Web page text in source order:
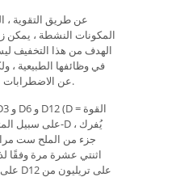
عن طريق التقوية ،
المكونات النشطة ، يمكن
الهدف من هذا التخفيف
في وظائفها الطبيعية
عن الاضطرابات الوظيفية على المدى الطويل.
جزء من الملح ست